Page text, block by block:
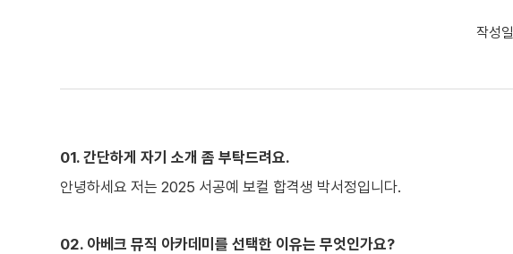
작성일
01. 간단하게 자기 소개 좀 부탁드려요.
안녕하세요 저는 2025 서공예 보컬 합격생 박서정입니다.
02. 아베크 뮤직 아카데미를 선택한 이유는 무엇인가요?